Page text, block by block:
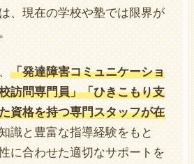
、現在の学校や塾では限界が
「発達障害コミュニケーショ
訪問専門員」「ひきこもり支
資格を持つ専門スタッフが在
識と豊富な指導経験をもと
に合わせた適切なサポートを